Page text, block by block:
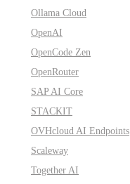
Ollama Cloud
OpenAI
OpenCode Zen
OpenRouter
SAP AI Core
STACKIT
OVHcloud AI Endpoints
Scaleway
Together AI